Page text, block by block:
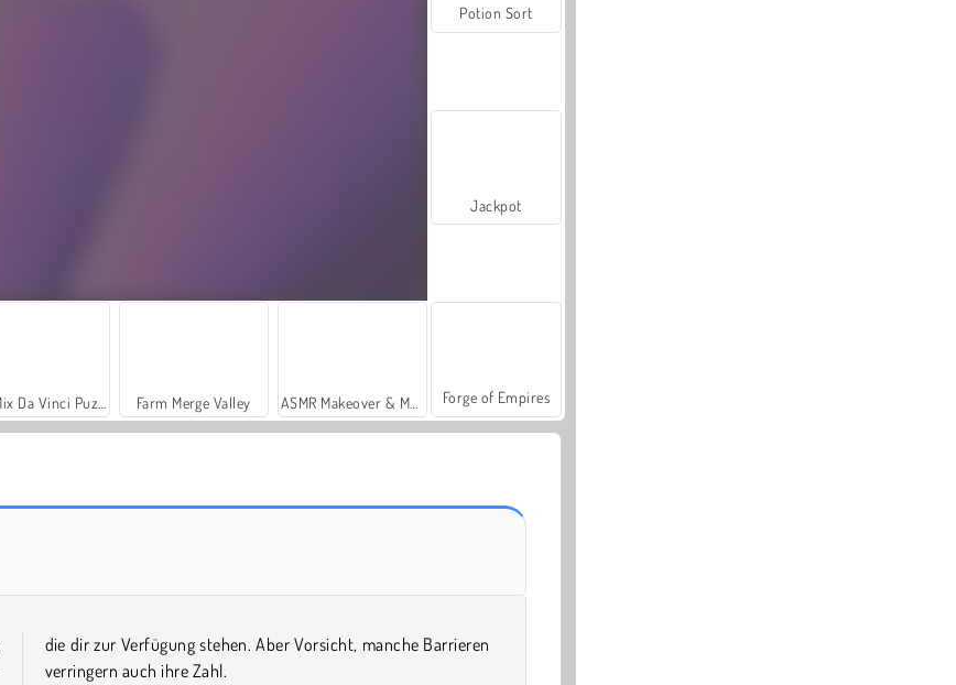
Farm Merge Valley
Potion Sort
Jackpot
Forge of Empires
die dir zur Verfügung stehen. Aber Vorsicht, manche Barrieren
verringern auch ihre Zahl.